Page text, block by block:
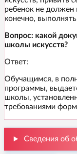
ребенок не должен
конечно,
Вопрос: какой
школы искусств?
Ответ:
Обучащимся, в
программы,
школы,
требованиями
Сведения об